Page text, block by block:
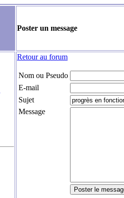
Poster un message
Retour au forum
Nom ou Pseudo
E-mail
Sujet
Message